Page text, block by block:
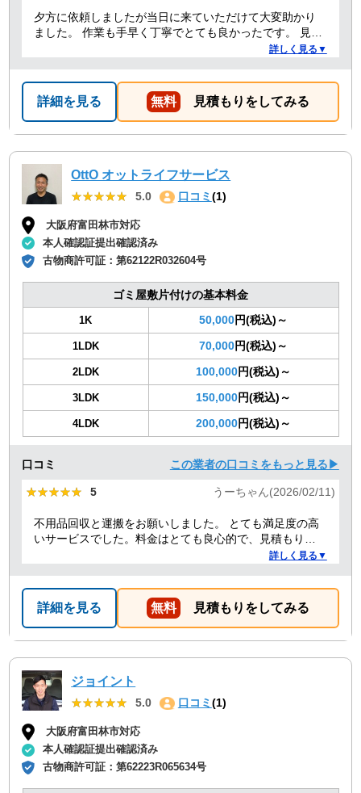
夕方に依頼しましたが当日に来ていただけて大変助かり
ました。 作業も手早く丁寧でとても良かったです。 見積
り金額以上の追加料金もありませんでした。 ありがとう
詳しく見る▼
詳細を見る 無料 見積もりをしてみる
OttO オットライフサービス
★★★★★
★★★★★ 5.0 口コミ (1)
大阪府富田林市対応
本人確認証提出確認済み
古物商許可証：第62122R032604号
ゴミ屋敷片付けの基本料金
1K 50,000円(税込)～
1LDK 70,000円(税込)～
2LDK 100,000円(税込)～
3LDK 150,000円(税込)～
4LDK 200,000円(税込)～
口コミ この業者の口コミをもっと見る▶
★★★★★
★★★★★ 5 うーちゃん(2026/02/11)
不用品回収と運搬をお願いしました。 とても満足度の高
いサービスでした。料金はとても良心的で、見積もりか
ら作業当日まで終始スムーズ。運び出し・運び込みの作
た。作業の質も人柄も良く、安心して任せられる業者さ
んだと感じました。また機会があったら是非利用させて
いただきます。
詳しく見る▼
詳細を見る 無料 見積もりをしてみる
ジョイント
★★★★★
★★★★★ 5.0 口コミ (1)
大阪府富田林市対応
本人確認証提出確認済み
古物商許可証：第62223R065634号